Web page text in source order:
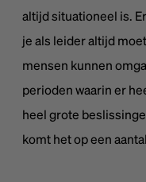
altijd situationeel is.
je als leider altijd
mensen kunnen
perioden waarin er
heel grote
komt het op een